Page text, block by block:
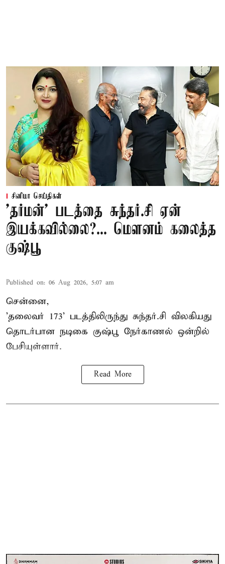
சினிமா செய்திகள்
'தர்மன்' படத்தை சுந்தர்.சி ஏன்
இயக்கவில்லை?... மௌனம் கலைத்த
குஷ்பூ
Published on: 06 Aug 2026, 5:07 am
சென்னை,
'தலைவர் 173' படத்திலிருந்து சுந்தர்.சி விலகியது
தொடர்பான நடிகை குஷ்பூ நேர்காணல் ஒன்றில்
பேசியுள்ளார்.
Read More